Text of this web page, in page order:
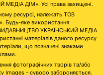
ДІМ». Усі права захищені.
ресурсі, належать ТОВ
яке використання
УКРАЇНСЬКИЙ МЕДІА
матеріалів даного ресурсу
що позначені знаками
фотографічних творів та/або
Images - суворо забороняється.